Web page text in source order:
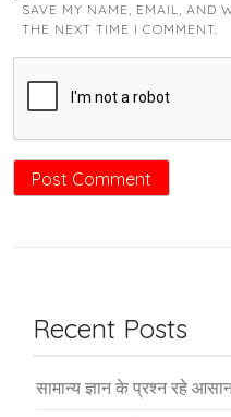
SAVE MY NAME, EMAIL, AND
THE NEXT TIME I COMMENT.
Recent Posts
सामान्य ज्ञान के प्रश्न रहे